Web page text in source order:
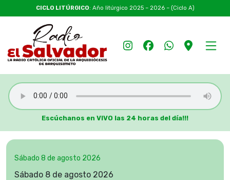
CICLO LITÚRGICO: Año litúrgico 2025 – 2026 – (Ciclo A)
Escúchanos en VIVO las 24 horas del día!!!
Sábado 8 de agosto 2026
Sábado 8 de agosto 2026